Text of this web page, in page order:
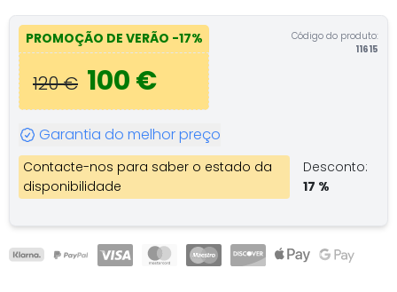
PROMOÇÃO DE VERÃO -17%
120 € 100 €
Código do produto:
11615
Garantia do melhor preço
Contacte-nos para saber o estado da
disponibilidade
Desconto:
17 %